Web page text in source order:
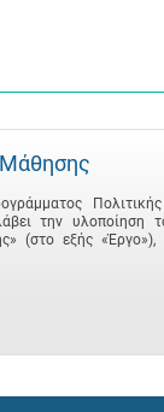
Μάθησης
την υλοποίηση
(στο εξής «Έργο»),